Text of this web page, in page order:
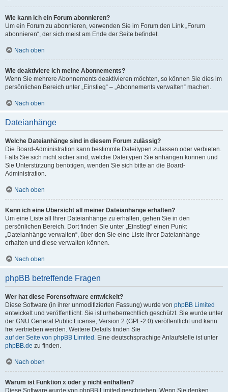
Wie kann ich ein Forum abonnieren?
Um ein Forum zu abonnieren, verwenden Sie im Forum den Link „Forum
abonnieren“, der sich meist am Ende der Seite befindet.
Nach oben
Wie deaktiviere ich meine Abonnements?
Wenn Sie mehrere Abonnements deaktivieren möchten, so können Sie dies im
persönlichen Bereich unter „Einstieg“ – „Abonnements verwalten“ machen.
Nach oben
Dateianhänge
Welche Dateianhänge sind in diesem Forum zulässig?
Die Board-Administration kann bestimmte Dateitypen zulassen oder verbieten.
Falls Sie sich nicht sicher sind, welche Dateitypen Sie anhängen können und
Sie Unterstützung benötigen, wenden Sie sich bitte an die Board-
Administration.
Nach oben
Kann ich eine Übersicht all meiner Dateianhänge erhalten?
Um eine Liste all Ihrer Dateianhänge zu erhalten, gehen Sie in den
persönlichen Bereich. Dort finden Sie unter „Einstieg“ einen Punkt
„Dateianhänge verwalten“, über den Sie eine Liste Ihrer Dateianhänge
erhalten und diese verwalten können.
Nach oben
phpBB betreffende Fragen
Wer hat diese Forensoftware entwickelt?
Diese Software (in ihrer unmodifizierten Fassung) wurde von phpBB Limited
entwickelt und veröffentlicht. Sie ist urheberrechtlich geschützt. Sie wurde unter
der GNU General Public License, Version 2 (GPL-2.0) veröffentlicht und kann
frei vertrieben werden. Weitere Details finden Sie
auf der Seite von phpBB Limited . Eine deutschsprachige Anlaufstelle ist unter
phpBB.de zu finden.
Nach oben
Warum ist Funktion x oder y nicht enthalten?
Diese Software wurde von phpBB Limited geschrieben. Wenn Sie denken,